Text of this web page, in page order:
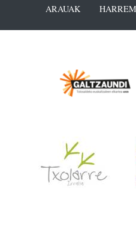
ARAUAK